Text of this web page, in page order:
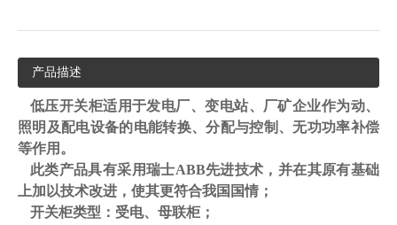
产品描述
低压开关柜适用于发电厂、变电站、厂矿企业作为动、
照明及配电设备的电能转换、分配与控制、无功功率补偿
等作用。
此类产品具有采用瑞士ABB先进技术，并在其原有基础
上加以技术改进，使其更符合我国国情；
开关柜类型：受电、母联柜；